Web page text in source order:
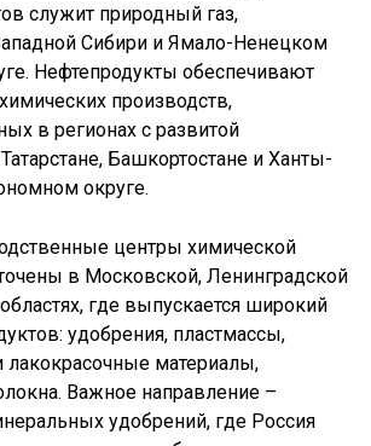
служит природный газ,
Сибири и Ямало-Ненецком
Нефтепродукты обеспечивают
производств,
в регионах с развитой
Башкортостане и Ханты-
округе.
центры химической
в Московской, Ленинградской
где выпускается широкий
удобрения, пластмассы,
лакокрасочные материалы,
Важное направление –
удобрений, где Россия